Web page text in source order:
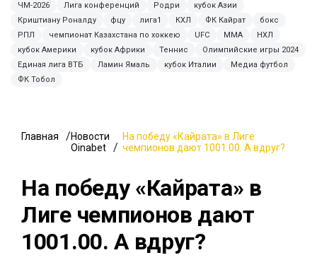
ЧМ-2026
Лига конференций Родри
кубок Азии
Криштиану Роналду
фцу лига1 КХЛ ФК Кайрат
бокс
РПЛ
чемпионат Казахстана по хоккею UFC ММА
НХЛ
кубок Америки
кубок Африки Теннис
Олимпийские игры 2024
Единая лига ВТБ
Ламин Ямаль кубок Италии
Медиа футбол
ФК Тобол
Главная
Новости
Oinabet
На победу «Кайрата» в Лиге
чемпионов дают 1001.00. А вдруг?
На победу «Кайрата» в
Лиге чемпионов дают
1001.00. А вдруг?